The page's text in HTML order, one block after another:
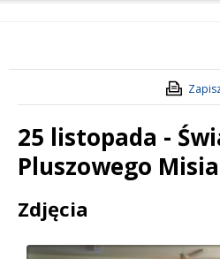
25 listopada -
Pluszowego Misia
Treść
Zdjęcia